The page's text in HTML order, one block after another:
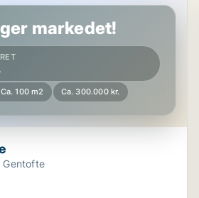
markedet!
Ca. 100 m2 Ca. 300.000 kr.
Gentofte